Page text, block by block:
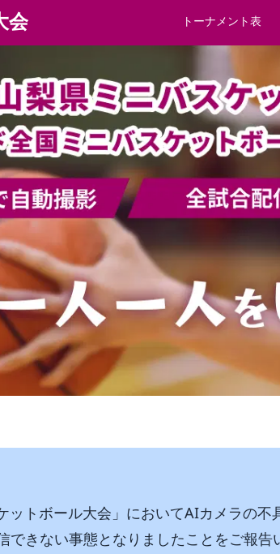
会 トーナメント表
ットボール大会」においてAIカメラの
きない事態となりましたことをご報告